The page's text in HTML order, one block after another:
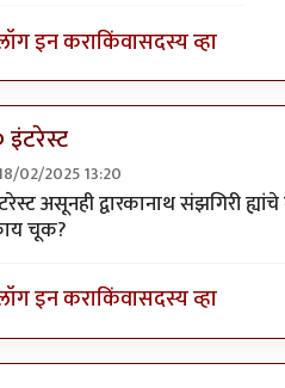
इन कराकिंवासदस्य व्हा
इंटरेस्ट
02/2025 13:20
तरी चालला' असताbyसुबोध खरे
असूनही द्वारकानाथ संझगिरी
चूक?
इन कराकिंवासदस्य व्हा